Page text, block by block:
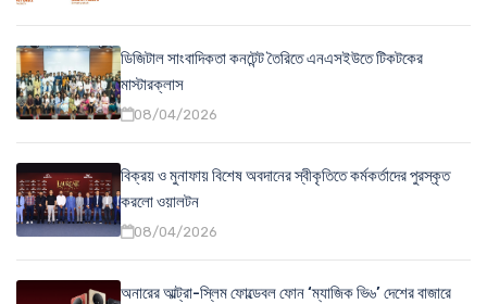
ডিজিটাল সাংবাদিকতা কনটেন্ট তৈরিতে এনএসইউতে টিকটকের
মাস্টারক্লাস
08/04/2026
বিক্রয় ও মুনাফায় বিশেষ অবদানের স্বীকৃতিতে কর্মকর্তাদের পুরস্কৃত
করলো ওয়ালটন
08/04/2026
অনারের আল্ট্রা-স্লিম ফোল্ডেবল ফোন ‘ম্যাজিক ভি৬’ দেশের বাজারে